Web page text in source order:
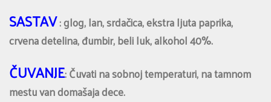
SASTAV: glog, lan, srdačica, ekstra ljuta paprika,
crvena detelina, đumbir, beli luk, alkohol 40%.
ČUVANJE: Čuvati na sobnoj temperaturi, na tamnom
mestu van domašaja dece.